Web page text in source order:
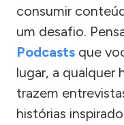
consumir
um desafio.
Podcasts que
lugar, a qualquer
trazem
histórias